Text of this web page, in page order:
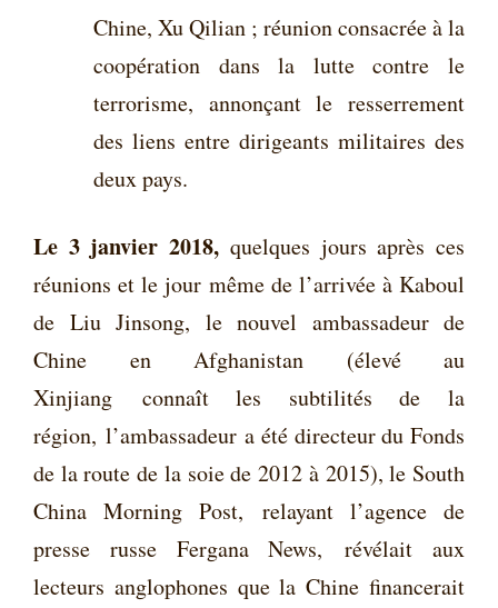
Chine, Xu Qilian ; réunion consacrée à la
coopération dans la lutte contre le
terrorisme, annonçant le resserrement
des liens entre dirigeants militaires des
deux pays.
Le 3 janvier 2018, quelques jours après ces
réunions et le jour même de l’arrivée à Kaboul
de Liu Jinsong, le nouvel ambassadeur de
Chine en Afghanistan (élevé au
Xinjiang connaît les subtilités de la
région, l’ambassadeur a été directeur du Fonds
de la route de la soie de 2012 à 2015), le South
China Morning Post, relayant l’agence de
presse russe Fergana News,révélait aux
lecteurs anglophones que la Chine financerait